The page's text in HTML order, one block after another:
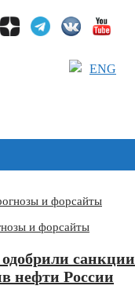
ENG
и форсайты
санкции
нефти России